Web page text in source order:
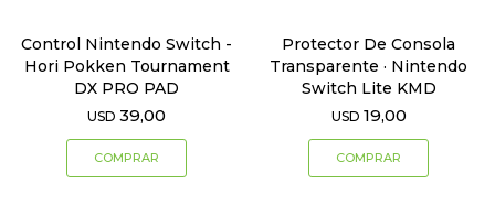
Control Nintendo Switch -
Hori Pokken Tournament
DX PRO PAD
USD 39,00
Protector De Consola
Transparente · Nintendo
Switch Lite KMD
USD 19,00